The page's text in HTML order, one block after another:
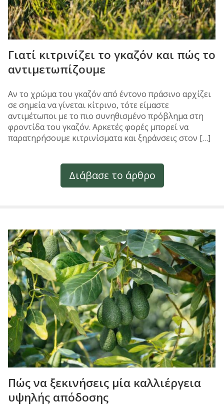
Γιατί κιτρινίζει το γκαζόν και πώς το
αντιμετωπίζουμε
Αν το χρώμα του γκαζόν από έντονο πράσινο αρχίζει
σε σημεία να γίνεται κίτρινο, τότε είμαστε
αντιμέτωποι με το πιο συνηθισμένο πρόβλημα στη
φροντίδα του γκαζόν. Αρκετές φορές μπορεί να
παρατηρήσουμε κιτρινίσματα και ξηράνσεις στον […]
Διάβασε το άρθρο
Πώς να ξεκινήσεις μία καλλιέργεια
υψηλής απόδοσης